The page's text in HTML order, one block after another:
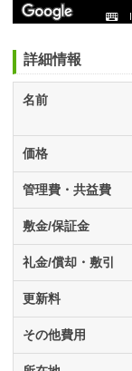
詳細情報
名前
価格
管理費・共益費
敷金/保証金
礼金/償却・敷引
更新料
その他費用